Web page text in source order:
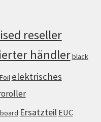
reseller
händlerblack
elektrisches
Ersatzteil EUC